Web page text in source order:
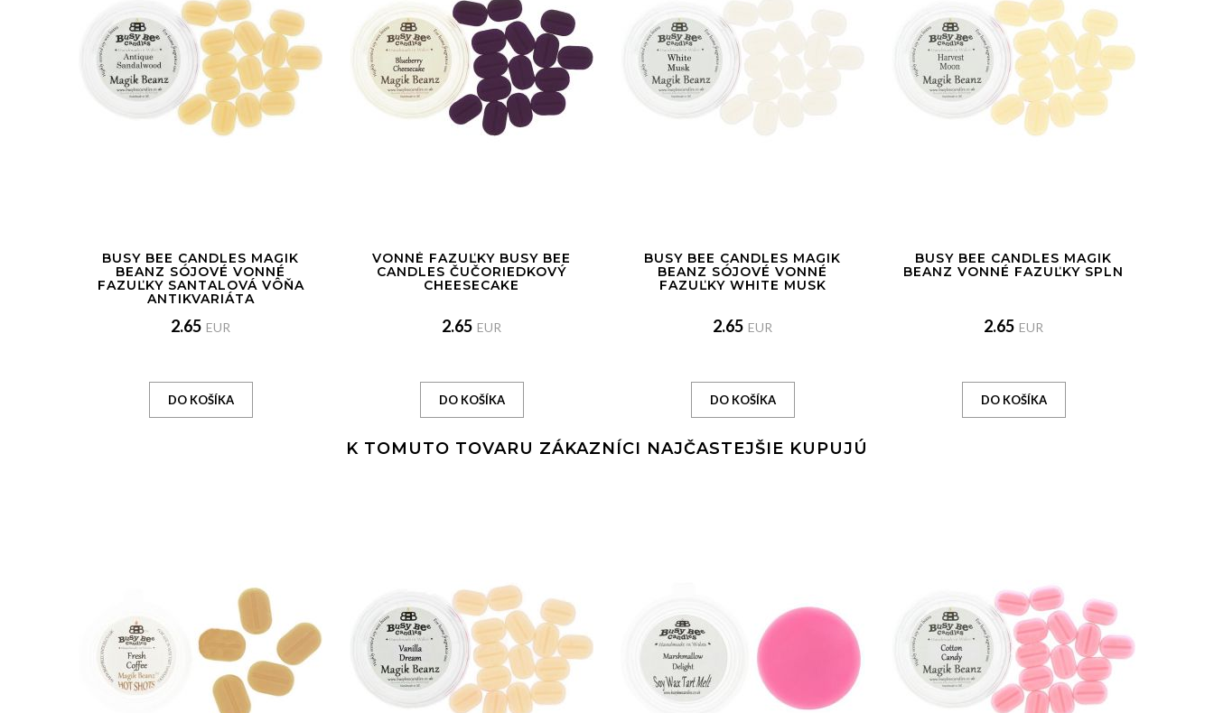
BUSY BEE CANDLES MAGIK
BEANZ SÓJOVÉ VONNÉ
FAZUĽKY SANTALOVÁ VÔŇA
ANTIKVARIÁTA
2.65 EUR
VONNÉ FAZUĽKY BUSY BEE
CANDLES ČUČORIEDKOVÝ
CHEESECAKE
2.65 EUR
BUSY BEE CANDLES MAGIK
BEANZ SÓJOVÉ VONNÉ
FAZUĽKY WHITE MUSK
2.65 EUR
BUSY BEE CANDLES MAGIK
BEANZ VONNÉ FAZUĽKY SPLN
2.65 EUR
K TOMUTO TOVARU ZÁKAZNÍCI NAJČASTEJŠIE KUPUJÚ